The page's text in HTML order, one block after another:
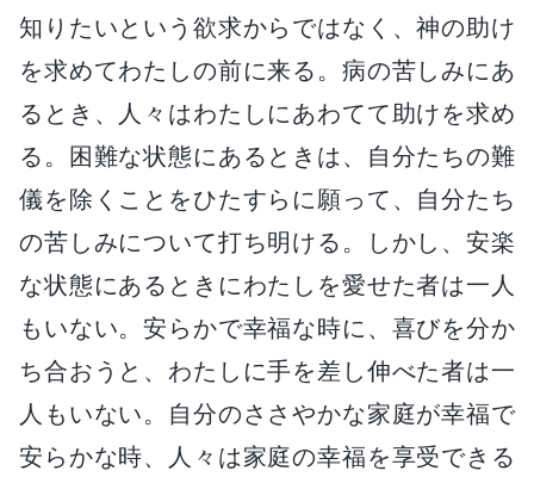
知りたいという欲求からではなく、神の助け
を求めてわたしの前に来る。病の苦しみにあ
るとき、人々はわたしにあわてて助けを求め
る。困難な状態にあるときは、自分たちの難
儀を除くことをひたすらに願って、自分たち
の苦しみについて打ち明ける。しかし、安楽
な状態にあるときにわたしを愛せた者は一人
もいない。安らかで幸福な時に、喜びを分か
ち合おうと、わたしに手を差し伸べた者は一
人もいない。自分のささやかな家庭が幸福で
安らかな時、人々は家庭の幸福を享受できる